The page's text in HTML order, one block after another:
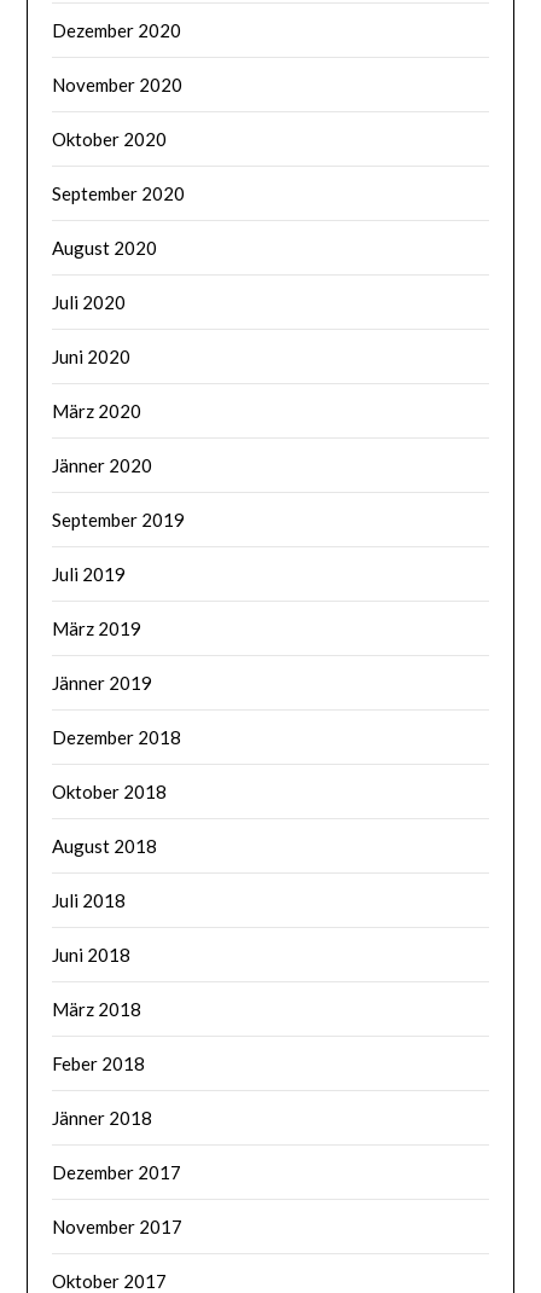
Dezember 2020
November 2020
Oktober 2020
September 2020
August 2020
Juli 2020
Juni 2020
März 2020
Jänner 2020
September 2019
Juli 2019
März 2019
Jänner 2019
Dezember 2018
Oktober 2018
August 2018
Juli 2018
Juni 2018
März 2018
Feber 2018
Jänner 2018
Dezember 2017
November 2017
Oktober 2017